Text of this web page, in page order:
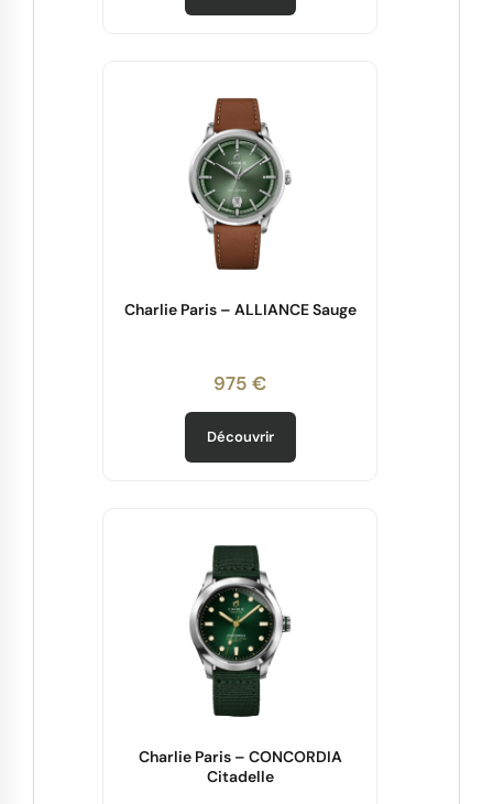
Charlie Paris – ALLIANCE Sauge
975 €
Découvrir
Charlie Paris – CONCORDIA
Citadelle